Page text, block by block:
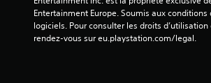
Entertainment Europe. Soumis aux conditions
logiciels. Pour consulter les droits
rendez-vous sur eu.playstation.com/legal.